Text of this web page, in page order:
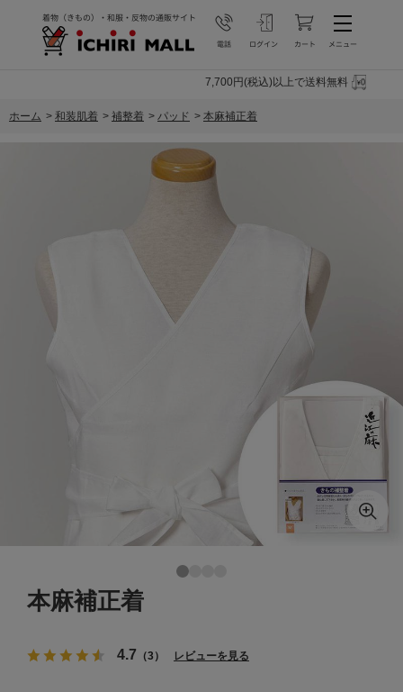
7,700円(税込)以上で送料無料
ホーム > 和装肌着 > 補整着 > パッド > 本麻補正着
本麻補正着
4.7 （3） レビューを見る